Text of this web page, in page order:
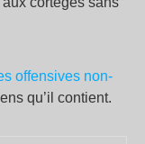
offensives non-
qu’il contient.